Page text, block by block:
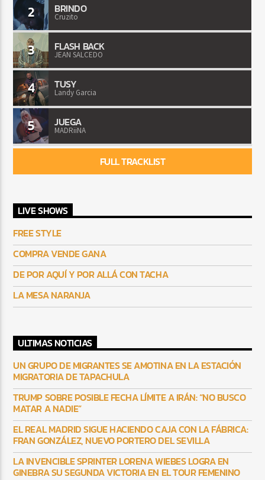
2 BRINDO
Cruzito
3 FLASH BACK
JEAN SALCEDO
4 TUSY
Landy Garcia
5 JUEGA
MADRiiNA
FULL TRACKLIST
LIVE SHOWS
FREE STYLE
COMPRA VENDE GANA
DE POR AQUÍ Y POR ALLÁ CON TACHA
LA MESA NARANJA
ULTIMAS NOTICIAS
UN GRUPO DE MIGRANTES SE AMOTINA EN LA ESTACIÓN
MIGRATORIA DE TAPACHULA
TRUMP SOBRE POSIBLE FECHA LÍMITE A IRÁN: “NO BUSCO
MATAR A NADIE”
EL REAL MADRID SIGUE HACIENDO CAJA CON LA FÁBRICA:
FRAN GONZÁLEZ, NUEVO PORTERO DEL SEVILLA
LA INVENCIBLE SPRINTER LORENA WIEBES LOGRA EN
GINEBRA SU SEGUNDA VICTORIA EN EL TOUR FEMENINO